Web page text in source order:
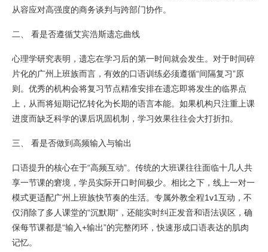
从容应对高强度的商务谈判与跨部门协作。
二、 看是否遵循艾宾浩斯遗忘曲线
心理学研究表明，遗忘在学习后的第一时间就会发生。对于时间碎
片化的广州上班族而言，有效的口语训练必须遵循“间隔复习”原
则。优秀的机构会将复习节点精准安排在遗忘即将发生的临界点
上，从而将短期记忆转化为长期的语言本能。如果机构只注重上课
进度而缺乏科学的课后巩固机制，学习效果往往会大打折扣。
三、 看是否做到高频输入与输出
口语提升的核心在于“高频互动”。传统的大班课往往面临十几人共
享一节课的窘境，学员实际开口时间极少。相比之下，线上一对一
模式更适配广州上班族快节奏的生活。专属外教全程1v1互动，不
仅消除了多人课堂的“沉默期”，还能实时纠正发音和语法误区，确
保每节课都是“输入+输出”的完整闭环，快速形成口语表达的肌肉
记忆。